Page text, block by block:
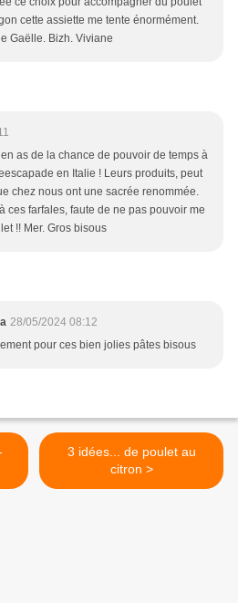
cette assiette me tente énormément.
Gaëlle. Bizh. Viviane
as de la chance de pouvoir de temps à
en Italie ! Leurs produits, peut
chez nous ont une sacrée renommée.
ces farfales, faute de ne pas pouvoir me
!! Mer. Gros bisous
28/05/2024 08:12
pour ces bien jolies pâtes bisous
3 idées... de poulet au
citron >